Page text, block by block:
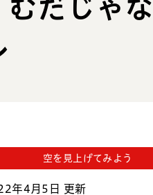
だじゃな
空を見上げてみよう
年4月5日 更新